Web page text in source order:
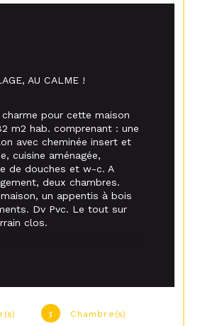
3 Chambre(s)
AU CALME !
pour cette maison
m2 hab. comprenant : une
avec cheminée insert et
cuisine aménagée,
de douches et w-c. A
deux chambres.
un appentis à bois
Dv Pvc. Le tout sur
clos.